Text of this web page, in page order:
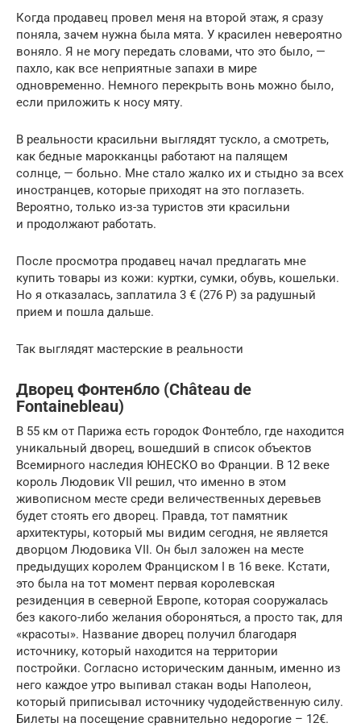
Когда продавец провел меня на второй этаж, я сразу
поняла, зачем нужна была мята. У красилен невероятно
воняло. Я не могу передать словами, что это было, —
пахло, как все неприятные запахи в мире
одновременно. Немного перекрыть вонь можно было,
если приложить к носу мяту.
В реальности красильни выглядят тускло, а смотреть,
как бедные марокканцы работают на палящем
солнце, — больно. Мне стало жалко их и стыдно за всех
иностранцев, которые приходят на это поглазеть.
Вероятно, только из-за туристов эти красильни
и продолжают работать.
После просмотра продавец начал предлагать мне
купить товары из кожи: куртки, сумки, обувь, кошельки.
Но я отказалась, заплатила 3 € (276 Р) за радушный
прием и пошла дальше.
Так выглядят мастерские в реальности
Дворец Фонтенбло (Château de
Fontainebleau)
В 55 км от Парижа есть городок Фонтебло, где находится
уникальный дворец, вошедший в список объектов
Всемирного наследия ЮНЕСКО во Франции. В 12 веке
король Людовик VII решил, что именно в этом
живописном месте среди величественных деревьев
будет стоять его дворец. Правда, тот памятник
архитектуры, который мы видим сегодня, не является
дворцом Людовика VII. Он был заложен на месте
предыдущих королем Франциском I в 16 веке. Кстати,
это была на тот момент первая королевская
резиденция в северной Европе, которая сооружалась
без какого-либо желания обороняться, а просто так, для
«красоты». Название дворец получил благодаря
источнику, который находится на территории
постройки. Согласно историческим данным, именно из
него каждое утро выпивал стакан воды Наполеон,
который приписывал источнику чудодейственную силу.
Билеты на посещение сравнительно недорогие – 12€.